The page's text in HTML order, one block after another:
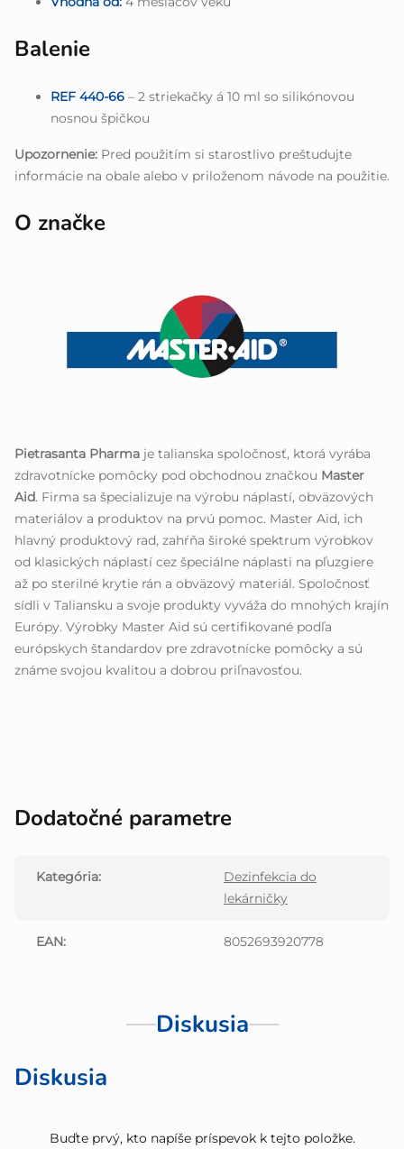
Balenie
REF 440-66 – 2 striekačky á 10 ml so silikónovou
nosnou špičkou
Upozornenie: Pred použitím si starostlivo preštudujte
informácie na obale alebo v priloženom návode na použitie.
O značke
Pietrasanta Pharma je talianska spoločnosť, ktorá vyrába
zdravotnícke pomôcky pod obchodnou značkou Master
Aid. Firma sa špecializuje na výrobu náplastí, obväzových
materiálov a produktov na prvú pomoc. Master Aid, ich
hlavný produktový rad, zahŕňa široké spektrum výrobkov
od klasických náplastí cez špeciálne náplasti na pľuzgiere
až po sterilné krytie rán a obväzový materiál. Spoločnosť
sídli v Taliansku a svoje produkty vyváža do mnohých krajín
Európy. Výrobky Master Aid sú certifikované podľa
európskych štandardov pre zdravotnícke pomôcky a sú
známe svojou kvalitou a dobrou priľnavosťou.
Dodatočné parametre
Kategória:
Dezinfekcia do
lekárničky
EAN: 8052693920778
Diskusia
Diskusia
Buďte prvý, kto napíše príspevok k tejto položke.